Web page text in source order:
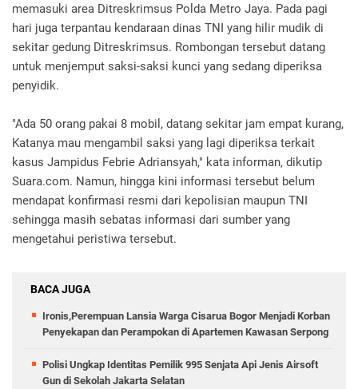
memasuki area Ditreskrimsus Polda Metro Jaya. Pada pagi
hari juga terpantau kendaraan dinas TNI yang hilir mudik di
sekitar gedung Ditreskrimsus. Rombongan tersebut datang
untuk menjemput saksi-saksi kunci yang sedang diperiksa
penyidik.
"Ada 50 orang pakai 8 mobil, datang sekitar jam empat kurang,
Katanya mau mengambil saksi yang lagi diperiksa terkait
kasus Jampidus Febrie Adriansyah," kata informan, dikutip
Suara.com. Namun, hingga kini informasi tersebut belum
mendapat konfirmasi resmi dari kepolisian maupun TNI
sehingga masih sebatas informasi dari sumber yang
mengetahui peristiwa tersebut.
BACA JUGA
Ironis,Perempuan Lansia Warga Cisarua Bogor Menjadi Korban
Penyekapan dan Perampokan di Apartemen Kawasan Serpong
Polisi Ungkap Identitas Pemilik 995 Senjata Api Jenis Airsoft
Gun di Sekolah Jakarta Selatan